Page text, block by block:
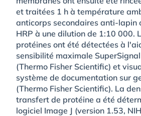
et traitées 1 h à température
anticorps secondaires anti-lapin
HRP à une dilution de 1:10 000.
protéines ont été détectées à
sensibilité maximale
(Thermo Fisher Scientific) et
système de documentation sur
(Thermo Fisher Scientific). La
transfert de protéine a été
logiciel Image J (version 1.53,